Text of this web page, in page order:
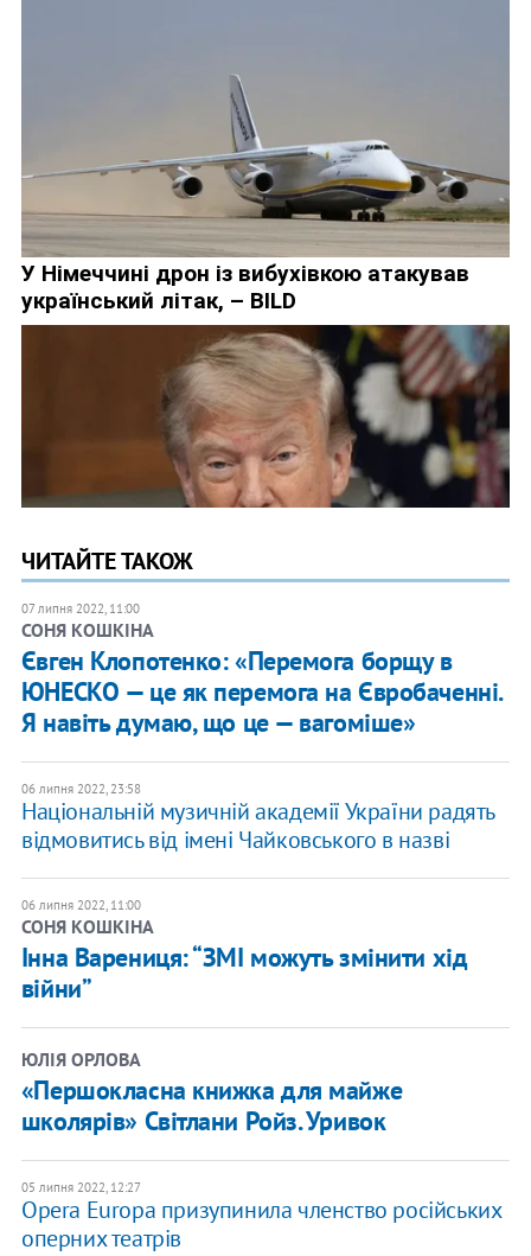
ЧИТАЙТЕ ТАКОЖ
07 липня 2022, 11:00
СОНЯ КОШКІНА
Євген Клопотенко: «Перемога борщу в
ЮНЕСКО — це як перемога на Євробаченні.
Я навіть думаю, що це — вагоміше»
06 липня 2022, 23:58
Національній музичній академії України радять
відмовитись від імені Чайковського в назві
06 липня 2022, 11:00
СОНЯ КОШКІНА
Інна Варениця: “ЗМІ можуть змінити хід
війни”
ЮЛІЯ ОРЛОВА
«Першокласна книжка для майже
школярів» Світлани Ройз. Уривок
05 липня 2022, 12:27
Opera Europa призупинила членство російських
оперних театрів